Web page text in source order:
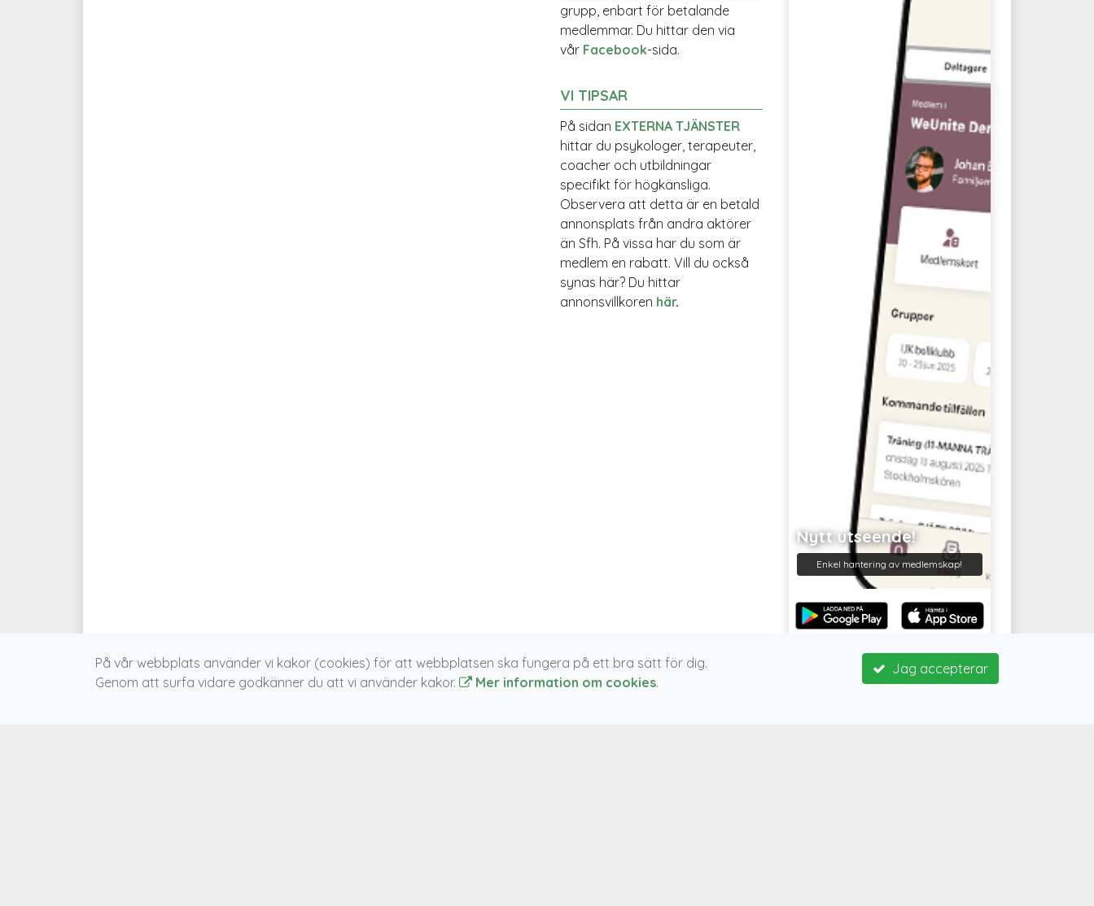
grupp, enbart för betalande
medlemmar. Du hittar den via
vår Facebook-sida.
VI TIPSAR
På sidan EXTERNA TJÄNSTER
hittar du psykologer, terapeuter,
coacher och utbildningar
specifikt för högkänsliga.
Observera att detta är en betald
annonsplats från andra aktörer
än Sfh. På vissa har du som är
medlem en rabatt. Vill du också
synas här? Du hittar
annonsvillkoren här.
Nytt utseende!
Enkel hantering av medlemskap!
Jag accepterar
På vår webbplats använder vi kakor (cookies) för att webbplatsen ska fungera på ett bra sätt för dig.
Genom att surfa vidare godkänner du att vi använder kakor.
Mer information om cookies.